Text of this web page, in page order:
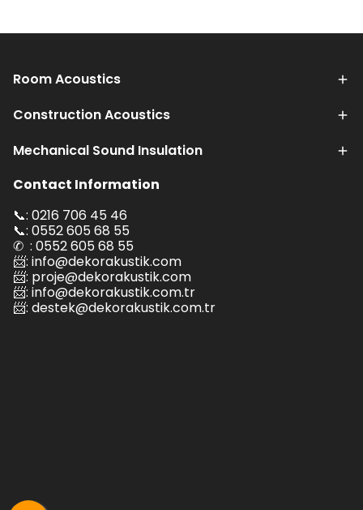
Room Acoustics
Construction Acoustics
Mechanical Sound Insulation
Contact Information
📞: 0216 706 45 46
📞: 0552 605 68 55
✆ : 0552 605 68 55
📨: info@dekorakustik.com
📨: proje@dekorakustik.com
📨: info@dekorakustik.com.tr
📨: destek@dekorakustik.com.tr